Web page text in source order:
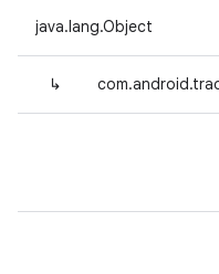
java.lang.Object
↳